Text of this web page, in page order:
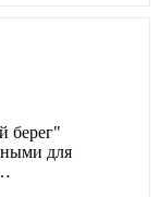
берег"
для